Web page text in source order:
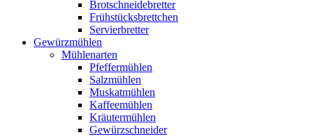
Brotschneidebretter
Frühstücksbrettchen
Servierbretter
Gewürzmühlen
Mühlenarten
Pfeffermühlen
Salzmühlen
Muskatmühlen
Kaffeemühlen
Kräutermühlen
Gewürzschneider